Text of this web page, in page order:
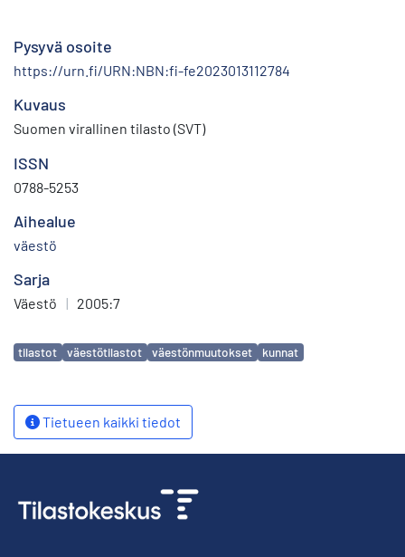
Pysyvä osoite
https://urn.fi/URN:NBN:fi-fe2023013112784
Kuvaus
Suomen virallinen tilasto (SVT)
ISSN
0788-5253
Aihealue
väestö
Sarja
Väestö | 2005:7
Avainsanat
tilastot väestötilastot väestönmuutokset kunnat
Tietueen kaikki tiedot